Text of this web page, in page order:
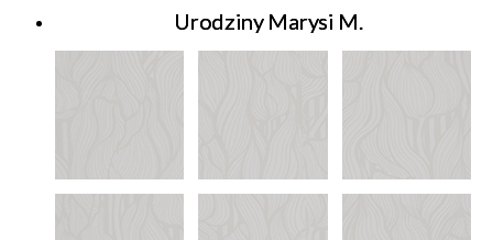
Urodziny Marysi M.